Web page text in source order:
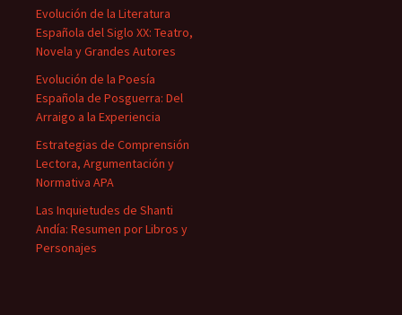
Evolución de la Literatura
Española del Siglo XX: Teatro,
Novela y Grandes Autores
Evolución de la Poesía
Española de Posguerra: Del
Arraigo a la Experiencia
Estrategias de Comprensión
Lectora, Argumentación y
Normativa APA
Las Inquietudes de Shanti
Andía: Resumen por Libros y
Personajes